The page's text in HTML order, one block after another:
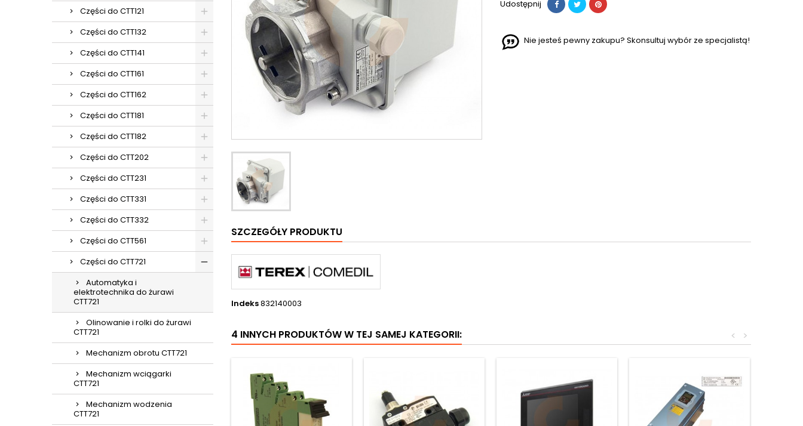
Części do CTT121
Części do CTT132
Części do CTT141
Części do CTT161
Części do CTT162
Części do CTT181
Części do CTT182
Części do CTT202
Części do CTT231
Części do CTT331
Części do CTT332
Części do CTT561
Części do CTT721
Automatyka i
elektrotechnika do żurawi
CTT721
Olinowanie i rolki do żurawi
CTT721
Mechanizm obrotu CTT721
Mechanizm wciągarki
CTT721
Mechanizm wodzenia
CTT721
Udostępnij
Nie jesteś pewny zakupu? Skonsultuj wybór ze specjalistą!
SZCZEGÓŁY PRODUKTU
Indeks832140003
4 INNYCH PRODUKTÓW W TEJ SAMEJ KATEGORII: >
<